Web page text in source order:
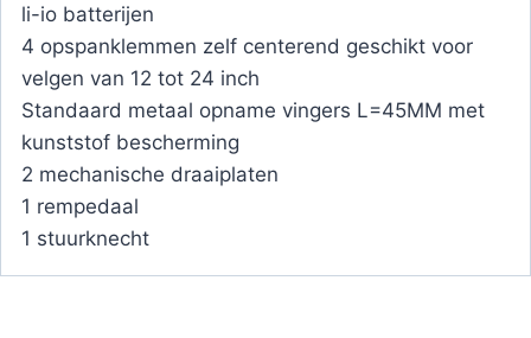
li-io batterijen
4 opspanklemmen zelf centerend geschikt voor
velgen van 12 tot 24 inch
Standaard metaal opname vingers L=45MM met
kunststof bescherming
2 mechanische draaiplaten
1 rempedaal
1 stuurknecht